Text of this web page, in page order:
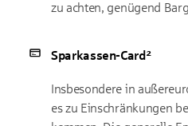
zu achten, genügend
Sparkassen-Card²
Insbesondere in
es zu Einschränkungen